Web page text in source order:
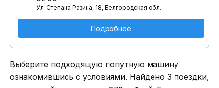
Ул. Степана Разина, 18, Белгородская обл.
Подробнее
Выберите подходящую попутную машину
ознакомившись с условиями. Найдено 3 поездки,